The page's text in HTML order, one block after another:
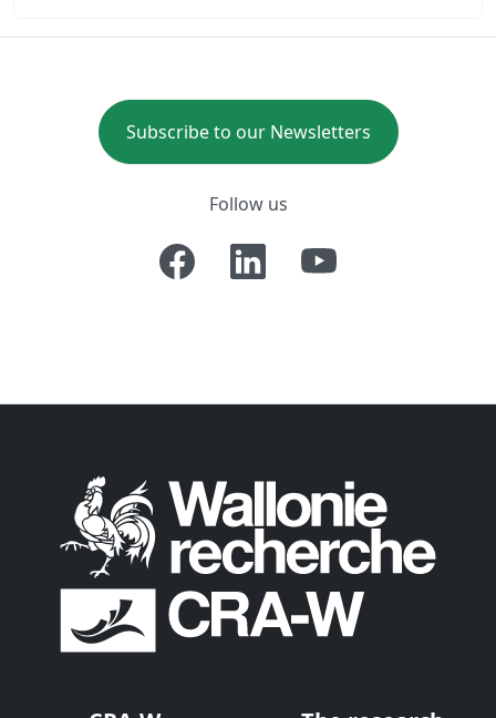
Subscribe to our Newsletters
Follow us